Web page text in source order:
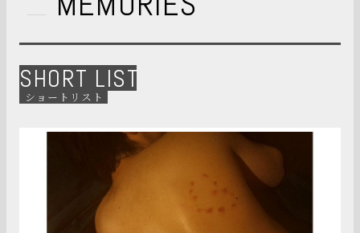
SHORT LIST
ショートリスト